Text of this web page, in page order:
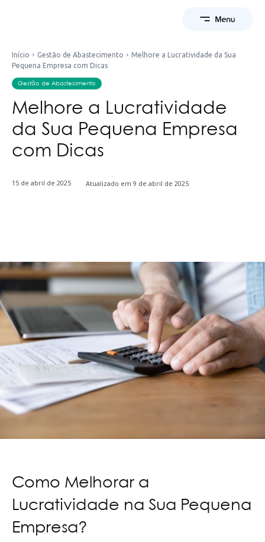
Início Gestão de Abastecimento
Melhore a Lucratividade da Sua
Pequena Empresa com Dicas
Gestão de Abastecimento
Melhore a Lucratividade
da Sua Pequena Empresa
com Dicas
15 de abril de 2025 Atualizado em 9 de abril de 2025
Como Melhorar a
Lucratividade na Sua Pequena
Empresa?